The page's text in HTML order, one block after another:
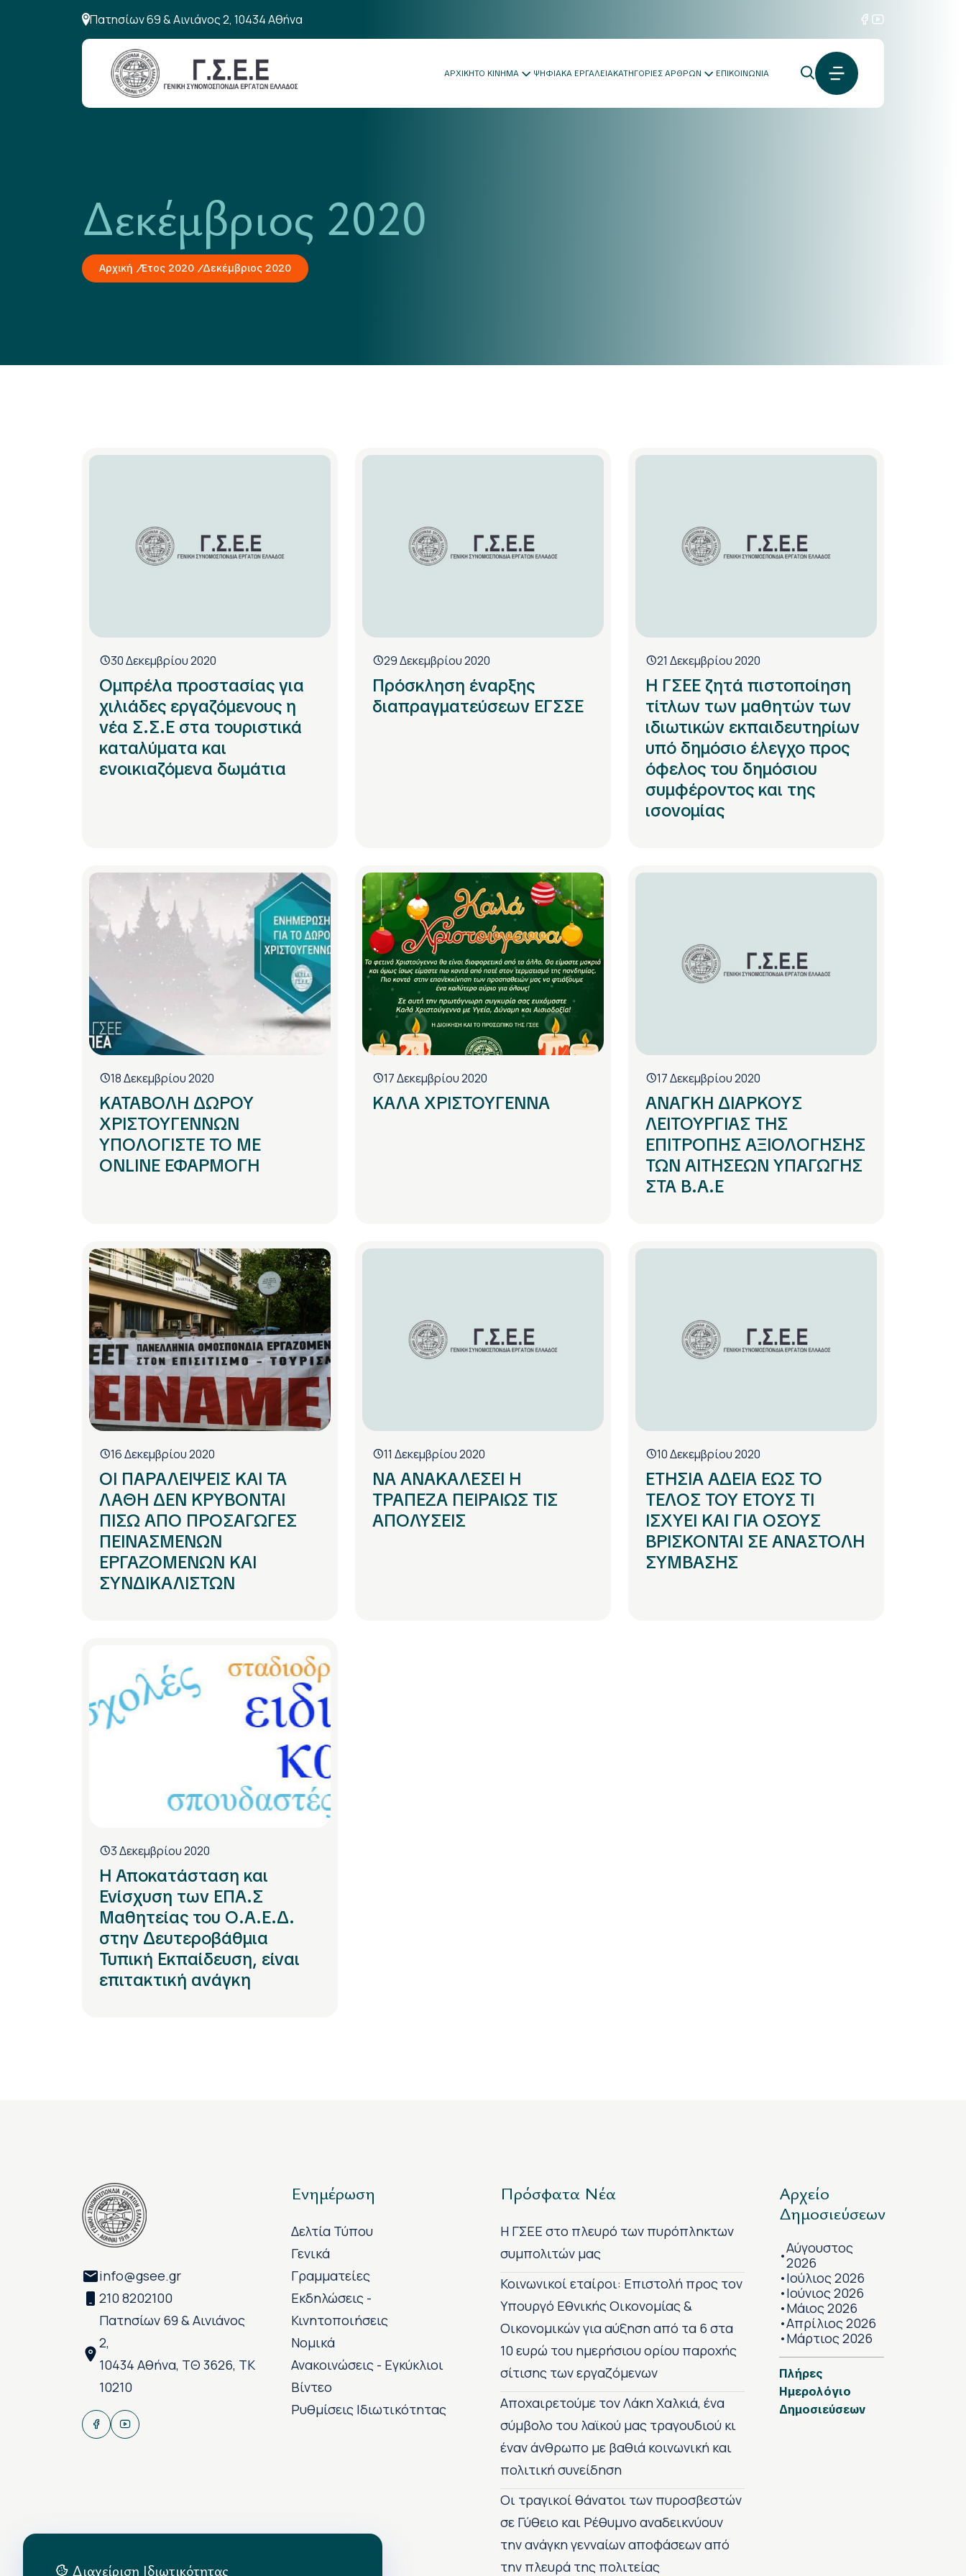
Πατησίων 69 & Αινιάνος 2, 10434 Αθήνα
ΑΡΧΙΚΗΤΟ ΚΙΝΗΜΑ ΨΗΦΙΑΚΑ ΕΡΓΑΛΕΙΑΚΑΤΗΓΟΡΙΕΣ ΑΡΘΡΩΝ ΕΠΙΚΟΙΝΩΝΙΑ
Δεκέμβριος 2020
Αρχική Έτος 2020 Δεκέμβριος 2020
30 Δεκεμβρίου 2020
Ομπρέλα προστασίας για
χιλιάδες εργαζόμενους η
νέα Σ.Σ.Ε στα τουριστικά
καταλύματα και
ενοικιαζόμενα δωμάτια
29 Δεκεμβρίου 2020
Πρόσκληση έναρξης
διαπραγματεύσεων ΕΓΣΣΕ
21 Δεκεμβρίου 2020
Η ΓΣΕΕ ζητά πιστοποίηση
τίτλων των μαθητών των
ιδιωτικών εκπαιδευτηρίων
υπό δημόσιο έλεγχο προς
όφελος του δημόσιου
συμφέροντος και της
ισονομίας
18 Δεκεμβρίου 2020
ΚΑΤΑΒΟΛΗ ΔΩΡΟΥ
ΧΡΙΣΤΟΥΓΕΝΝΩΝ
ΥΠΟΛΟΓΙΣΤΕ ΤΟ ΜΕ
ONLINE ΕΦΑΡΜΟΓΗ
17 Δεκεμβρίου 2020
ΚΑΛΑ ΧΡΙΣΤΟΥΓΕΝΝΑ
17 Δεκεμβρίου 2020
ΑΝΑΓΚΗ ΔΙΑΡΚΟΥΣ
ΛΕΙΤΟΥΡΓΙΑΣ ΤΗΣ
ΕΠΙΤΡΟΠΗΣ ΑΞΙΟΛΟΓΗΣΗΣ
ΤΩΝ ΑΙΤΗΣΕΩΝ ΥΠΑΓΩΓΗΣ
ΣΤΑ Β.Α.Ε
16 Δεκεμβρίου 2020
ΟΙ ΠΑΡΑΛΕΙΨΕΙΣ ΚΑΙ ΤΑ
ΛΑΘΗ ΔΕΝ ΚΡΥΒΟΝΤΑΙ
ΠΙΣΩ ΑΠΟ ΠΡΟΣΑΓΩΓΕΣ
ΠΕΙΝΑΣΜΕΝΩΝ
ΕΡΓΑΖΟΜΕΝΩΝ ΚΑΙ
ΣΥΝΔΙΚΑΛΙΣΤΩΝ
11 Δεκεμβρίου 2020
ΝΑ ΑΝΑΚΑΛΕΣΕΙ Η
ΤΡΑΠΕΖΑ ΠΕΙΡΑΙΩΣ ΤΙΣ
ΑΠΟΛΥΣΕΙΣ
10 Δεκεμβρίου 2020
ΕΤΗΣΙΑ ΑΔΕΙΑ ΕΩΣ ΤΟ
ΤΕΛΟΣ ΤΟΥ ΕΤΟΥΣ ΤΙ
ΙΣΧΥΕΙ ΚΑΙ ΓΙΑ ΟΣΟΥΣ
ΒΡΙΣΚΟΝΤΑΙ ΣΕ ΑΝΑΣΤΟΛΗ
ΣΥΜΒΑΣΗΣ
3 Δεκεμβρίου 2020
Η Αποκατάσταση και
Ενίσχυση των ΕΠΑ.Σ
Μαθητείας του Ο.Α.Ε.Δ.
στην Δευτεροβάθμια
Τυπική Εκπαίδευση, είναι
επιτακτική ανάγκη
info@gsee.gr
210 8202100
Πατησίων 69 & Αινιάνος
2,
10434 Αθήνα, ΤΘ 3626, ΤΚ
10210
Ενημέρωση
Δελτία Τύπου
Γενικά
Γραμματείες
Εκδηλώσεις -
Κινητοποιήσεις
Νομικά
Ανακοινώσεις - Εγκύκλιοι
Βίντεο
Ρυθμίσεις Ιδιωτικότητας
Πρόσφατα Νέα
H ΓΣΕΕ στο πλευρό των πυρόπληκτων
συμπολιτών μας
Κοινωνικοί εταίροι: Επιστολή προς τον
Υπουργό Εθνικής Οικονομίας &
Οικονομικών για αύξηση από τα 6 στα
10 ευρώ του ημερήσιου ορίου παροχής
σίτισης των εργαζόμενων
Αποχαιρετούμε τον Λάκη Χαλκιά, ένα
σύμβολο του λαϊκού μας τραγουδιού κι
έναν άνθρωπο με βαθιά κοινωνική και
πολιτική συνείδηση
Οι τραγικοί θάνατοι των πυροσβεστών
σε Γύθειο και Ρέθυμνο αναδεικνύουν
την ανάγκη γενναίων αποφάσεων από
την πλευρά της πολιτείας
Αρχείο
Δημοσιεύσεων
•Αύγουστος
2026
•Ιούλιος 2026
•Ιούνιος 2026
•Μάιος 2026
•Απρίλιος 2026
•Μάρτιος 2026
Πλήρες
Ημερολόγιο
Δημοσιεύσεων
Διαχείριση Ιδιωτικότητας